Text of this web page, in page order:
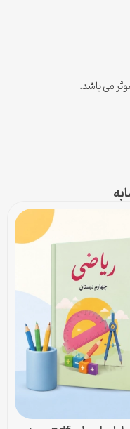
می باشد.